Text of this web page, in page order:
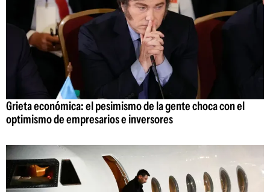
Grieta económica: el pesimismo de la gente choca con el
optimismo de empresarios e inversores